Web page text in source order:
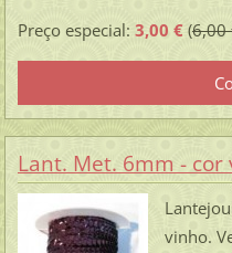
Preço especial: 3,00 €(6,00
Lant. Met. 6mm - cor
vinho.